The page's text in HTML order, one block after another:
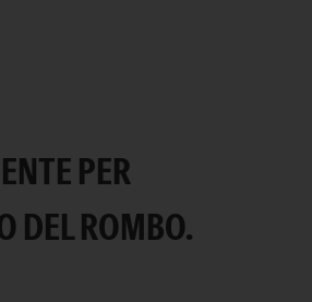
PER
DEL ROMBO.